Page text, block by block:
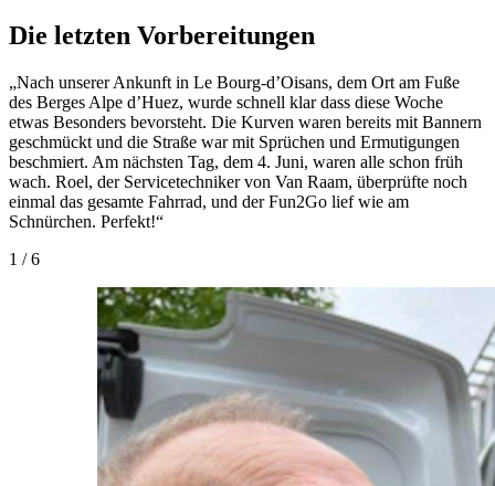
Die letzten Vorbereitungen
„Nach unserer Ankunft in Le Bourg-d’Oisans, dem Ort am Fuße
des Berges Alpe d’Huez, wurde schnell klar dass diese Woche
etwas Besonders bevorsteht. Die Kurven waren bereits mit Bannern
geschmückt und die Straße war mit Sprüchen und Ermutigungen
beschmiert. Am nächsten Tag, dem 4. Juni, waren alle schon früh
wach. Roel, der Servicetechniker von Van Raam, überprüfte noch
einmal das gesamte Fahrrad, und der Fun2Go lief wie am
Schnürchen. Perfekt!“
1 /6